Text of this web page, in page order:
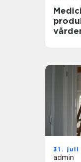
31. juli
admin